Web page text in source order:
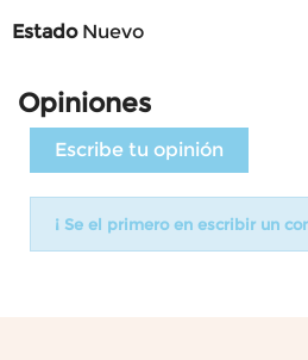
Estado Nuevo
Opiniones
Escribe tu opinión
¡ Se el primero en escribir un